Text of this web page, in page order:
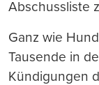
Abschussliste
Ganz wie
Tausende in
Kündigungen